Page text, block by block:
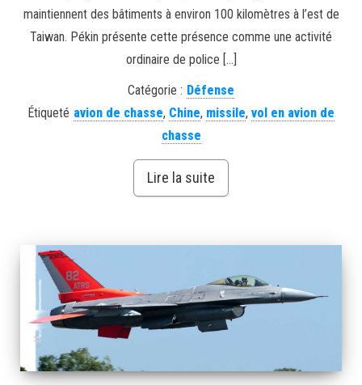
maintiennent des bâtiments à environ 100 kilomètres à l’est de
Taiwan. Pékin présente cette présence comme une activité
ordinaire de police […]
Catégorie : Défense
Étiqueté avion de chasse, Chine, missile, vol en avion de
chasse
Lire la suite